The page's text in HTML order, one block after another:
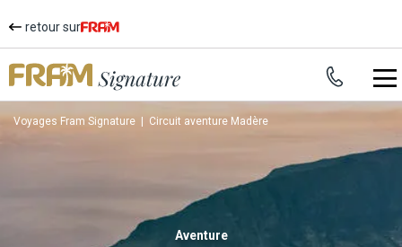
retour sur
Voyages Fram Signature Circuit aventure Madère
aventure